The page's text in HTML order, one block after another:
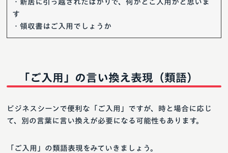
・新居に引っ越されたばかりで、何かとご入用かと思いま
す
・領収書はご入用でしょうか
「ご入用」の言い換え表現（類語）
ビジネスシーンで便利な「ご入用」ですが、時と場合に応じ
て、別の言葉に言い換えが必要になる可能性もあります。
「ご入用」の類語表現をみていきましょう。